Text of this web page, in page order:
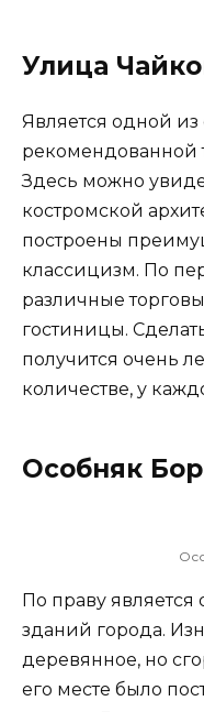
Улица
Является одной
рекомендованной
Здесь можно
костромской
построены
классицизм. По
различные
гостиницы.
получится очень
количестве, у
Особняк
По праву
зданий города.
деревянное, но
его месте было